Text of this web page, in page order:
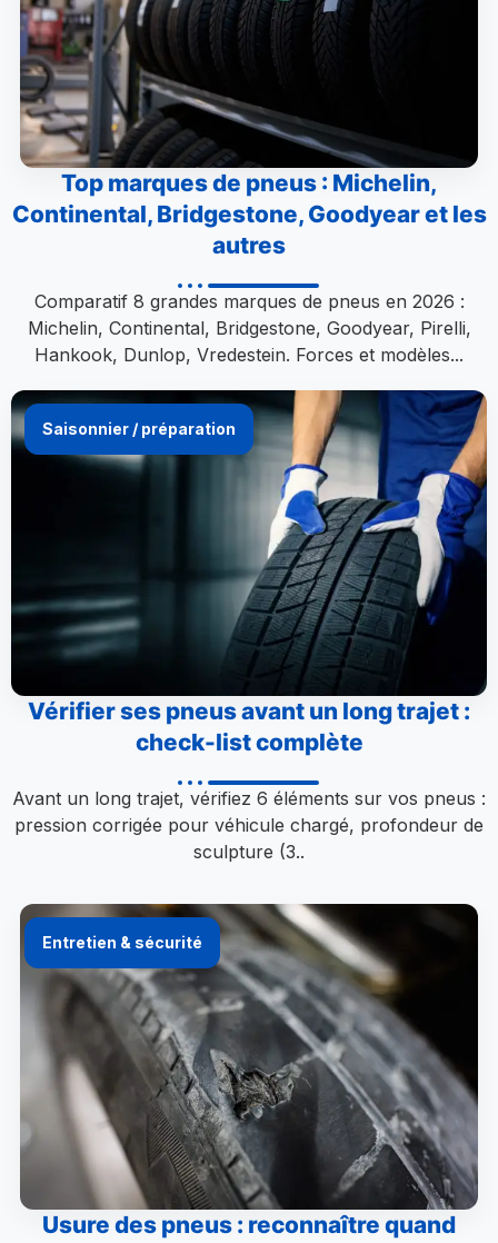
Top marques de pneus : Michelin,
Continental, Bridgestone, Goodyear et les
autres
Comparatif 8 grandes marques de pneus en 2026 :
Michelin, Continental, Bridgestone, Goodyear, Pirelli,
Hankook, Dunlop, Vredestein. Forces et modèles...
Saisonnier / préparation
Vérifier ses pneus avant un long trajet :
check-list complète
Avant un long trajet, vérifiez 6 éléments sur vos pneus :
pression corrigée pour véhicule chargé, profondeur de
sculpture (3..
Entretien & sécurité
Usure des pneus : reconnaître quand